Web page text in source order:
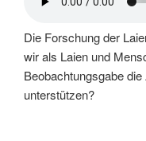
Die Forschung der
wir als Laien und
Beobachtungsgabe
unterstützen?